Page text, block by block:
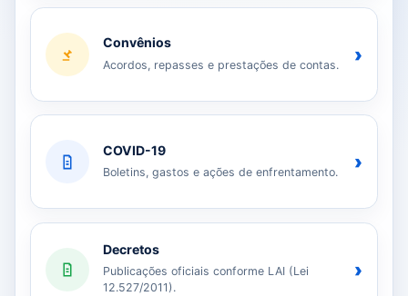
Convênios
Acordos, repasses e prestações de contas. ›
COVID-19
Boletins, gastos e ações de enfrentamento. ›
Decretos
Publicações oficiais conforme LAI (Lei
12.527/2011).
›